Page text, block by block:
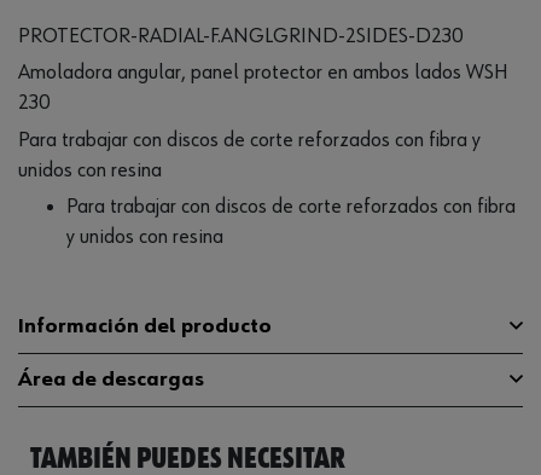
PROTECTOR-RADIAL-F.ANGLGRIND-2SIDES-D230
Amoladora angular, panel protector en ambos lados WSH
230
Para trabajar con discos de corte reforzados con fibra y
unidos con resina
Para trabajar con discos de corte reforzados con fibra
y unidos con resina
Información del producto
Würth ANG 310Würth EWS
SWürth SWS 230 Power
Área de descargas
Catálogo General 5707000113
TAMBIÉN PUEDES NECESITAR